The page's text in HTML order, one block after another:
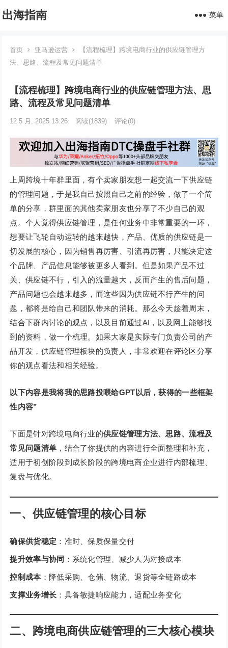
出海指南 菜单
首页 亚马逊运营
【流程梳理】跨境电商行业的供应链管理方
法、思路、流程及常见问题清单
【流程梳理】跨境电商行业的供应链管理方法、思
路、流程及常见问题清单
12 5 月, 2025 13:26 阅读(1839) 评论(0)
上周跨境十年群里面，有个卖家朋友想一起交流一下供应链
的管理问题，于是我自己按照自己之前的经验，做了一个简
单的分享，群里面的其他卖家朋友也分享了不少自己的观
点。个人觉得供应链管理，是任何业务中非常重要的一环，
想要让飞轮自动运转的越来越快，产品、优质的供应链是一
切发展的核心，因为销售再厉害、引流再厉害，只能决定这
个品牌、产品信息能够被更多人看到。但是如果产品不过
关、供应链不行，引入的流量越大，反而产生的售后问题，
产品问题也会越来越多，而这些因为供应链不行产生的问
题，都将是给自己和团队带来的消耗。那么今天趁着周末，
结合下群内讨论的观点，以及目前通过AI，以及网上能够找
到的资料，做一个梳理。如果大家是实际专门负责公司的产
品开发，供应链管理板块的负责人，非常欢迎在评论区分享
你的观点看法和相关经验。
以下内容是我将我的思路投喂给GPT以后，获得的一些框架
性内容”
下面是针对跨境电商行业的供应链管理方法、思路、流程及
常见问题清单 ，结合了你提供的内容进行全面整理和补充，
适用于初创阶段到成长阶段的跨境电商企业进行内部梳理、
复盘与优化。
一、供应链管理的核心目标
确保供货稳定 ：准时、保质保量交付
提升效率与协同 ：系统化管理、减少人为对接成本
控制成本：降低采购、仓储、物流、退货等全链路成本
支撑业务增长 ：具备敏捷响应能力，适配业务变化
二、跨境电商供应链管理的三大核心模块